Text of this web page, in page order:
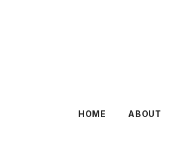
HOME ABOUT